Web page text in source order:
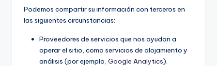
Podemos compartir su información con terceros en
las siguientes circunstancias:
Proveedores de servicios que nos ayudan a
operar el sitio, como servicios de alojamiento y
análisis (por ejemplo, Google Analytics).